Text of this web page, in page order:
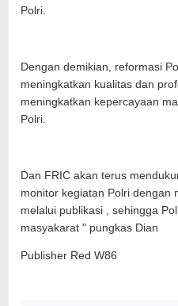
Polri.
Dengan demikian, reformasi
meningkatkan kualitas dan
meningkatkan kepercayaan
Polri.
Dan FRIC akan terus
monitor kegiatan Polri dengan
melalui publikasi , sehingga
masyakarat " pungkas Dian
Publisher Red W86